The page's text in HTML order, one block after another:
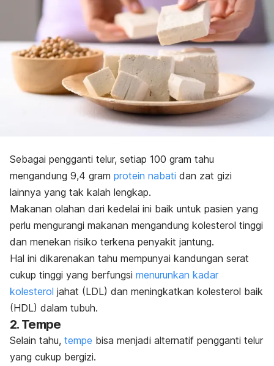
Sebagai pengganti telur, setiap 100 gram tahu
mengandung 9,4 gram protein nabati dan zat gizi
lainnya yang tak kalah lengkap.
Makanan olahan dari kedelai ini baik untuk pasien yang
perlu mengurangi makanan mengandung kolesterol tinggi
dan menekan risiko terkena penyakit jantung.
Hal ini dikarenakan tahu mempunyai kandungan serat
cukup tinggi yang berfungsi menurunkan kadar
kolesterol jahat (LDL) dan meningkatkan kolesterol baik
(HDL) dalam tubuh.
2. Tempe
Selain tahu, tempe bisa menjadi alternatif pengganti telur
yang cukup bergizi.